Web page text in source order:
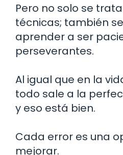
Pero no solo se
técnicas; también
aprender a ser
perseverantes.
Al igual que en la
todo sale a la
y eso está bien.
Cada error es una
mejorar.